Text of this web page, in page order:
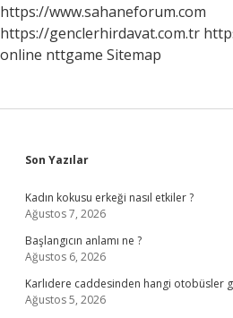
https://www.sahaneforum.com
https://genclerhirdavat.com.tr
online nttgame Sitemap
Sidebar
Son Yazılar
Kadın kokusu erkeği nasıl etkiler ?
Ağustos 7, 2026
Başlangıcın anlamı ne ?
Ağustos 6, 2026
Karlıdere caddesinden hangi otobüsler
Ağustos 5, 2026